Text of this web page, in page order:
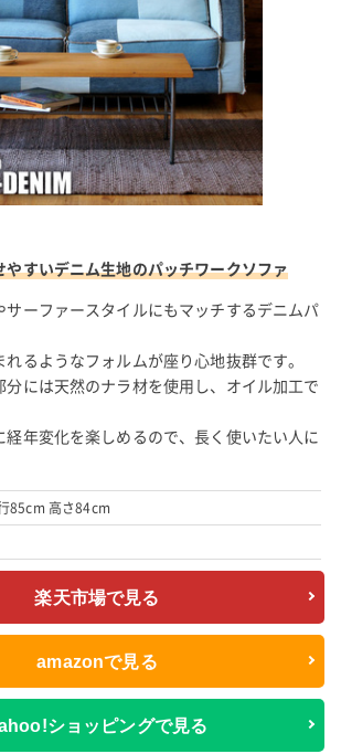
やすいデニム生地のパッチワークソファ
サーファースタイルにもマッチするデニムパ
るようなフォルムが座り心地抜群です。
には天然のナラ材を使用し、オイル加工で
経年変化を楽しめるので、長く使いたい人に
85cm 高さ84cm
楽天市場で見る
amazonで見る
ショッピングで見る